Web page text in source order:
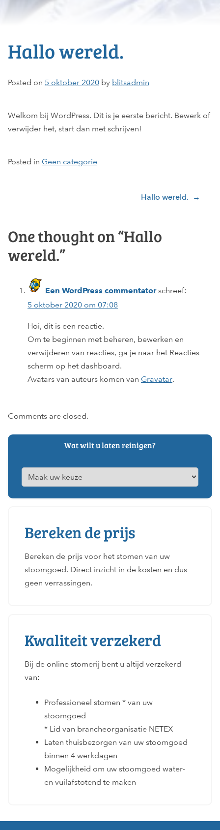
Hallo wereld.
Posted on 5 oktober 2020 by blitsadmin
Welkom bij WordPress. Dit is je eerste bericht. Bewerk of
verwijder het, start dan met schrijven!
Posted in Geen categorie
Hallo wereld.
One thought on “Hallo
wereld.”
Een WordPress commentator schreef:
5 oktober 2020 om 07:08
Hoi, dit is een reactie.
Om te beginnen met beheren, bewerken en
verwijderen van reacties, ga je naar het Reacties
scherm op het dashboard.
Avatars van auteurs komen van Gravatar.
Comments are closed.
Wat wilt u laten reinigen?
Bereken de prijs
Bereken de prijs voor het stomen van uw
stoomgoed. Direct inzicht in de kosten en dus
geen verrassingen.
Kwaliteit verzekerd
Bij de online stomerij bent u altijd verzekerd
van:
Professioneel stomen * van uw
stoomgoed
* Lid van brancheorganisatie NETEX
Laten thuisbezorgen van uw stoomgoed
binnen 4 werkdagen
Mogelijkheid om uw stoomgoed water-
en vuilafstotend te maken